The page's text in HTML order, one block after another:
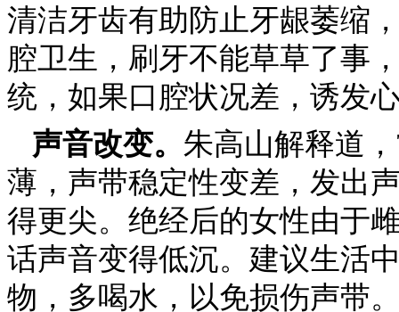
清洁牙齿有助防止牙龈萎缩
腔卫生，刷牙不能草草了事
统，如果口腔状况差，诱发
声音改变。 朱高山解释道
薄，声带稳定性变差，发出
得更尖。绝经后的女性由于
话声音变得低沉。建议生活
物，多喝水，以免损伤声带